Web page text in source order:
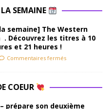
SEMAINE
semaine] The Western
. Découvrez les titres à 10
et 21 heures !
Commentaires fermés
COEUR
prépare son deuxième